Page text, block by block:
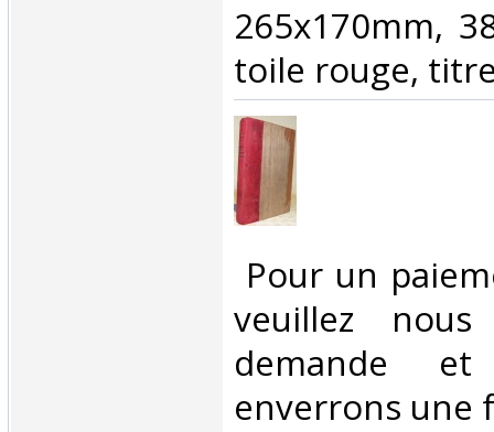
265x170mm,
toile rouge,
Pour un
veuillez
demande
enverrons une